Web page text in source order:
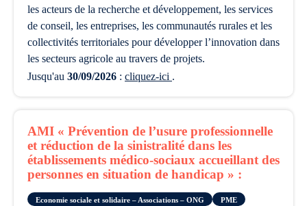
les acteurs de la recherche et développement, les services
de conseil, les entreprises, les communautés rurales et les
collectivités territoriales pour développer l’innovation dans
les secteurs agricole au travers de projets.
Jusqu'au 30/09/2026 : cliquez-ici .
AMI « Prévention de l’usure professionnelle
et réduction de la sinistralité dans les
établissements médico-sociaux accueillant des
personnes en situation de handicap » :
Economie sociale et solidaire – Associations – ONG PME